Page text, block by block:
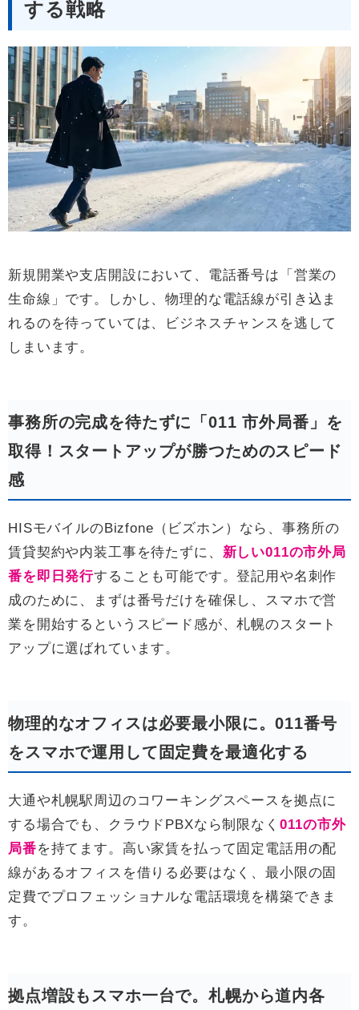
する戦略
新規開業や支店開設において、電話番号は「営業の
生命線」です。しかし、物理的な電話線が引き込ま
れるのを待っていては、ビジネスチャンスを逃して
しまいます。
事務所の完成を待たずに「011 市外局番」を
取得！スタートアップが勝つためのスピード
感
HISモバイルのBizfone（ビズホン）なら、事務所の
賃貸契約や内装工事を待たずに、 新しい011の市外局
番を即日発行することも可能です。登記用や名刺作
成のために、まずは番号だけを確保し、スマホで営
業を開始するというスピード感が、札幌のスタート
アップに選ばれています。
物理的なオフィスは必要最小限に。011番号
をスマホで運用して固定費を最適化する
大通や札幌駅周辺のコワーキングスペースを拠点に
する場合でも、クラウドPBXなら制限なく 011の市外
局番を持てます。高い家賃を払って固定電話用の配
線があるオフィスを借りる必要はなく、最小限の固
定費でプロフェッショナルな電話環境を構築できま
す。
拠点増設もスマホ一台で。札幌から道内各